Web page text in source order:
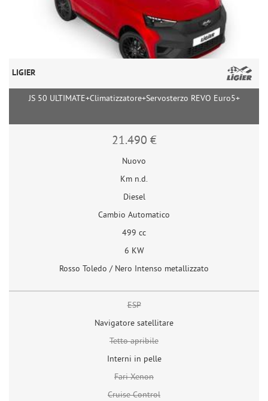
LIGIER
JS 50 ULTIMATE+Climatizzatore+Servosterzo REVO Euro5+
21.490 €
Nuovo
Km n.d.
Diesel
Cambio Automatico
499 cc
6 KW
Rosso Toledo / Nero Intenso metallizzato
ESP
Navigatore satellitare
Tetto apribile
Interni in pelle
Fari Xenon
Cruise Control